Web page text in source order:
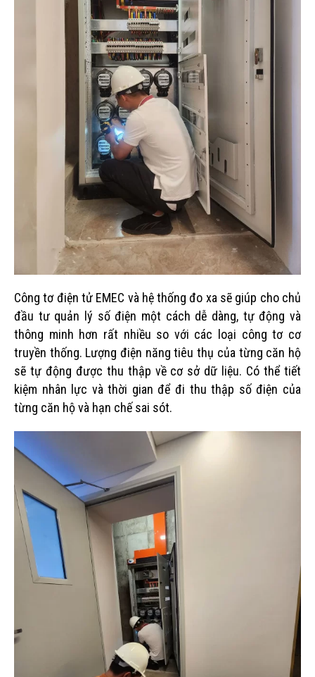
Công tơ điện tử EMEC và hệ thống đo xa sẽ giúp cho chủ
đầu tư quản lý số điện một cách dễ dàng, tự động và
thông minh hơn rất nhiều so với các loại công tơ cơ
truyền thống. Lượng điện năng tiêu thụ của từng căn hộ
sẽ tự động được thu thập về cơ sở dữ liệu. Có thể tiết
kiệm nhân lực và thời gian để đi thu thập số điện của
từng căn hộ và hạn chế sai sót.